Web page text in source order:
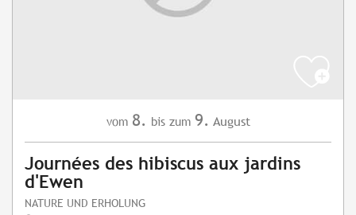
vom 8. bis zum 9. August
Journées des hibiscus aux jardins
d'Ewen
NATURE UND ERHOLUNG